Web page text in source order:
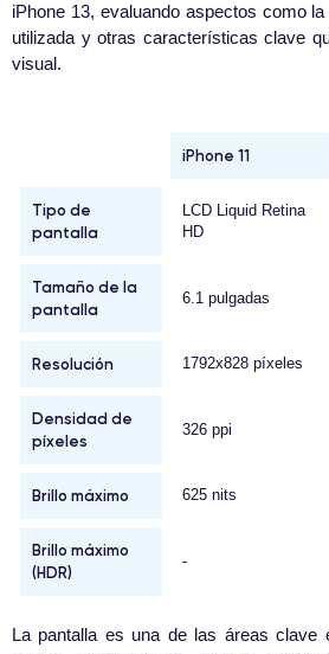
iPhone 13, evaluando aspectos como
utilizada y otras características clave
visual.
iPhone 11
Tipo de
pantalla
LCD Liquid Retina
HD
Tamaño de la
pantalla
6.1 pulgadas
Resolución 1792x828 píxeles
Densidad de
píxeles
326 ppi
Brillo máximo 625 nits
Brillo máximo
(HDR)
-
La pantalla es una de las áreas clave